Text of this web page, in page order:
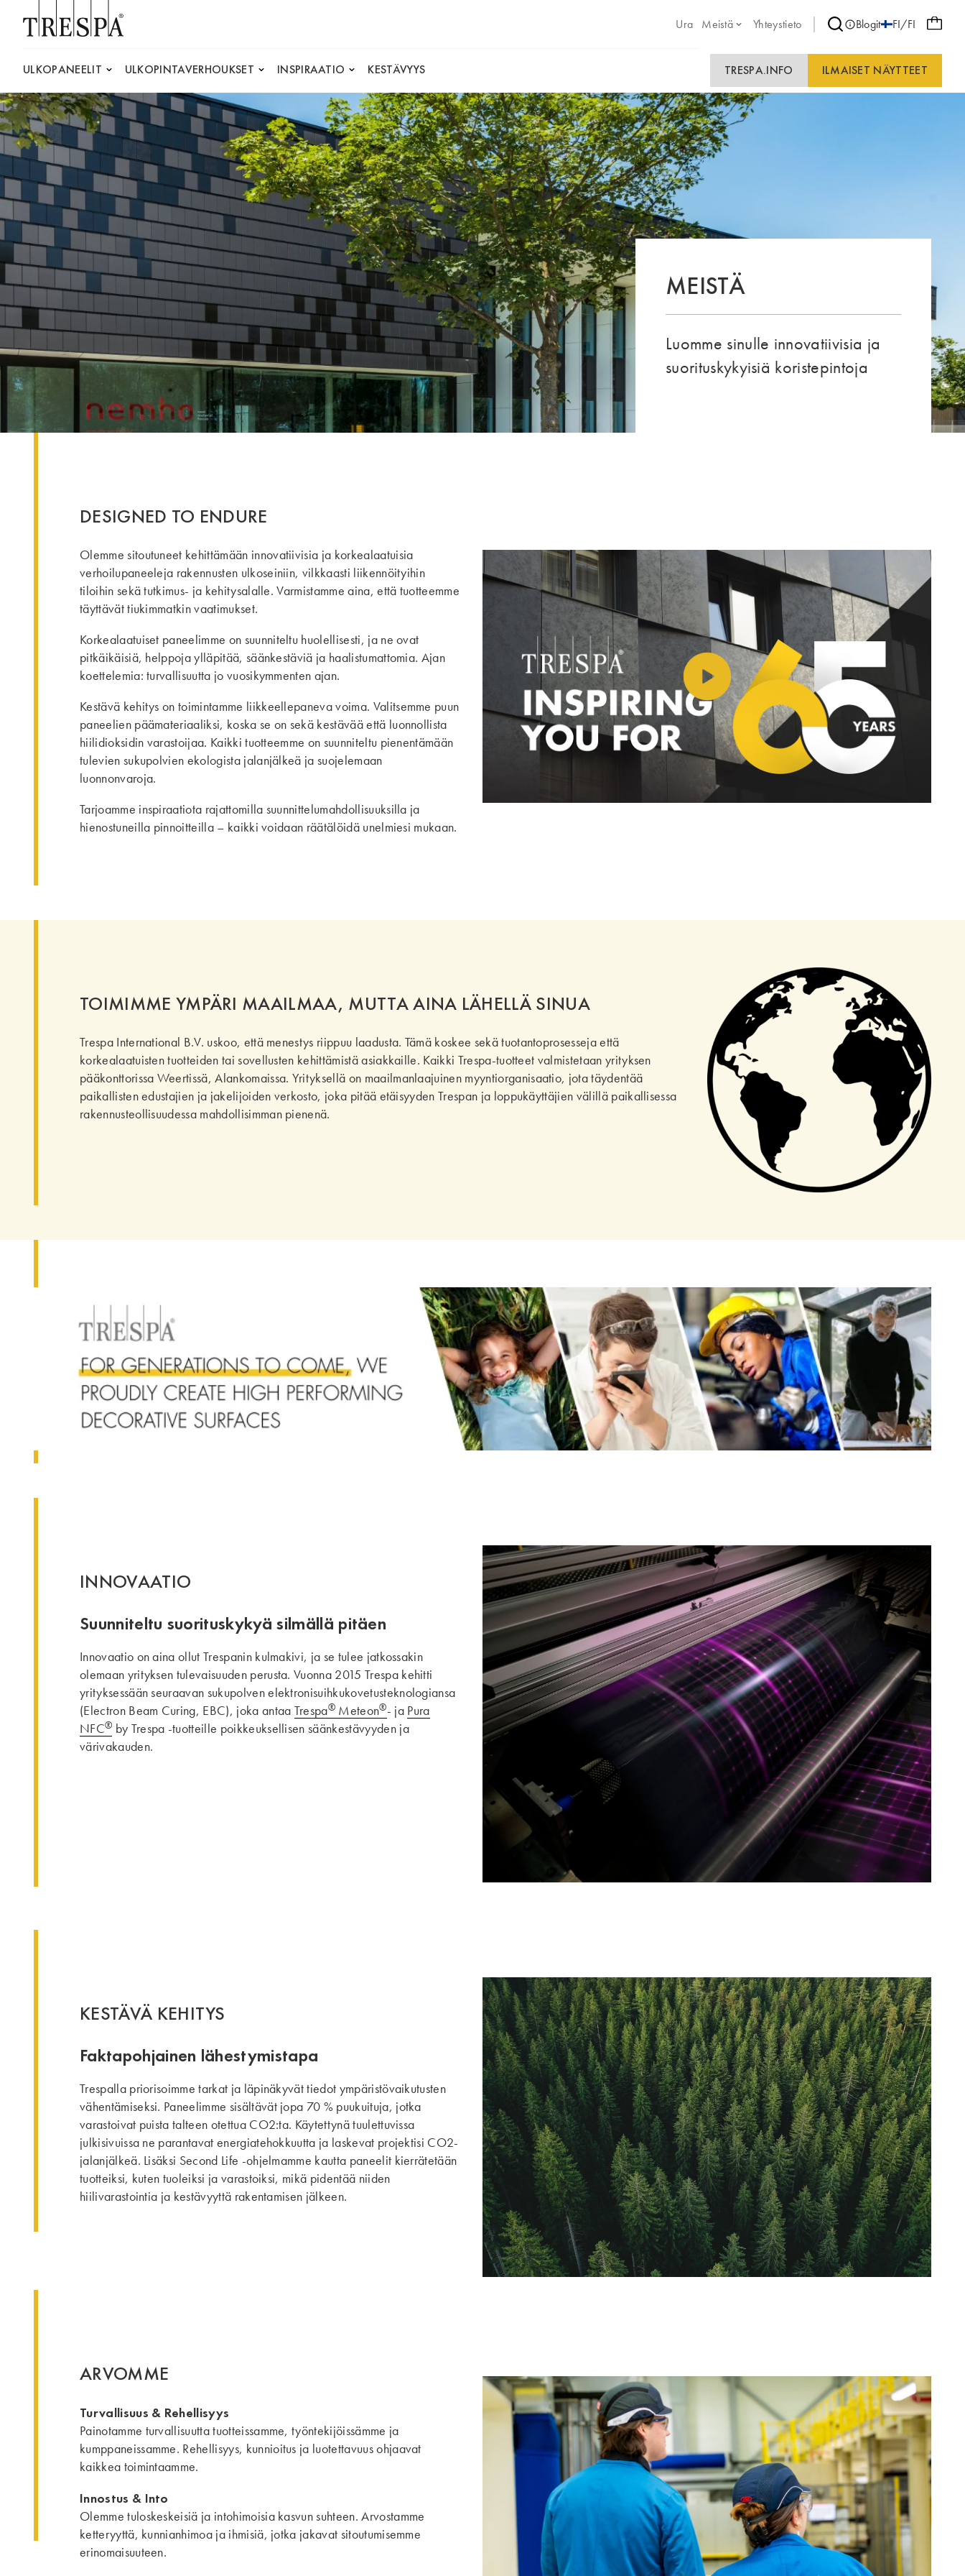
Ura
Meistä Yhteystieto Blogit FI/FI
ULKOPANEELIT ULKOPINTAVERHOUKSET INSPIRAATIO KESTÄVYYS TRESPA.INFO ILMAISET NÄYTTEET
MEISTÄ
Luomme sinulle innovatiivisia ja
suorituskykyisiä koristepintoja
DESIGNED TO ENDURE
Olemme sitoutuneet kehittämään innovatiivisia ja korkealaatuisia
verhoilupaneeleja rakennusten ulkoseiniin, vilkkaasti liikennöityihin
tiloihin sekä tutkimus- ja kehitysalalle. Varmistamme aina, että tuotteemme
täyttävät tiukimmatkin vaatimukset.
Korkealaatuiset paneelimme on suunniteltu huolellisesti, ja ne ovat
pitkäikäisiä, helppoja ylläpitää, säänkestäviä ja haalistumattomia. Ajan
koettelemia: turvallisuutta jo vuosikymmenten ajan.
Kestävä kehitys on toimintamme liikkeellepaneva voima. Valitsemme puun
paneelien päämateriaaliksi, koska se on sekä kestävää että luonnollista
hiilidioksidin varastoijaa. Kaikki tuotteemme on suunniteltu pienentämään
tulevien sukupolvien ekologista jalanjälkeä ja suojelemaan
luonnonvaroja.
Tarjoamme inspiraatiota rajattomilla suunnittelumahdollisuuksilla ja
hienostuneilla pinnoitteilla – kaikki voidaan räätälöidä unelmiesi mukaan.
Toista video https://www.youtube.com/
TOIMIMME YMPÄRI MAAILMAA, MUTTA AINA LÄHELLÄ SINUA
Trespa International B.V. uskoo, että menestys riippuu laadusta. Tämä koskee sekä tuotantoprosesseja että
korkealaatuisten tuotteiden tai sovellusten kehittämistä asiakkaille. Kaikki Trespa-tuotteet valmistetaan yrityksen
pääkonttorissa Weertissä, Alankomaissa. Yrityksellä on maailmanlaajuinen myyntiorganisaatio, jota täydentää
paikallisten edustajien ja jakelijoiden verkosto, joka pitää etäisyyden Trespan ja loppukäyttäjien välillä paikallisessa
rakennusteollisuudessa mahdollisimman pienenä.
INNOVAATIO
Suunniteltu suorituskykyä silmällä pitäen
Innovaatio on aina ollut Trespanin kulmakivi, ja se tulee jatkossakin
olemaan yrityksen tulevaisuuden perusta. Vuonna 2015 Trespa kehitti
yrityksessään seuraavan sukupolven elektronisuihkukovetusteknologiansa
(Electron Beam Curing, EBC), joka antaa Trespa® Meteon®- ja Pura
NFC® by Trespa -tuotteille poikkeuksellisen säänkestävyyden ja
värivakauden.
KESTÄVÄ KEHITYS
Faktapohjainen lähestymistapa
Trespalla priorisoimme tarkat ja läpinäkyvät tiedot ympäristövaikutusten
vähentämiseksi. Paneelimme sisältävät jopa 70 % puukuituja, jotka
varastoivat puista talteen otettua CO2:ta. Käytettynä tuulettuvissa
julkisivuissa ne parantavat energiatehokkuutta ja laskevat projektisi CO2-
jalanjälkeä. Lisäksi Second Life -ohjelmamme kautta paneelit kierrätetään
tuotteiksi, kuten tuoleiksi ja varastoiksi, mikä pidentää niiden
hiilivarastointia ja kestävyyttä rakentamisen jälkeen.
ARVOMME
Turvallisuus & Rehellisyys
Painotamme turvallisuutta tuotteissamme, työntekijöissämme ja
kumppaneissamme. Rehellisyys, kunnioitus ja luotettavuus ohjaavat
kaikkea toimintaamme.
Innostus & Into
Olemme tuloskeskeisiä ja intohimoisia kasvun suhteen. Arvostamme
ketteryyttä, kunnianhimoa ja ihmisiä, jotka jakavat sitoutumisemme
erinomaisuuteen.